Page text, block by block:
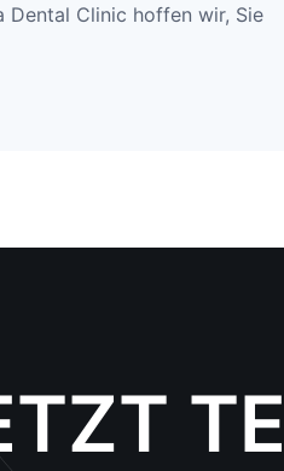
Dental Clinic hoffen wir, Sie